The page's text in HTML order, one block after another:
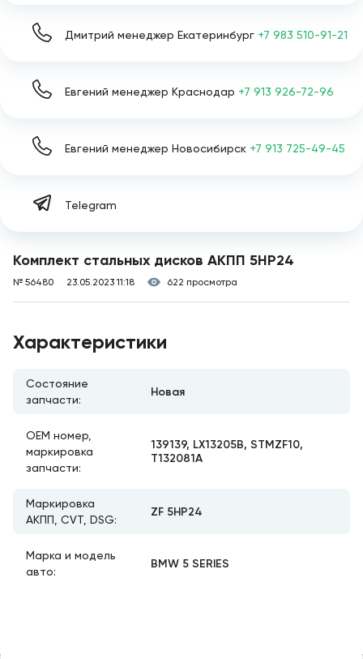
Комплект стальных дисков АКПП 5HP24
№ 56480 23.05.2023 11:18 622 просмотра
Характеристики
Состояние
запчасти:
Новая
ОЕМ номер,
маркировка
запчасти:
139139, LX13205B, STMZF10,
T132081A
Маркировка
АКПП, CVT, DSG:
ZF 5HP24
Марка и модель
авто:
BMW 5 SERIES
Telegram
Евгений менеджер Новосибирск +7 913 725-49-45
Евгений менеджер Краснодар +7 913 926-72-96
Дмитрий менеджер Екатеринбург +7 983 510-91-21